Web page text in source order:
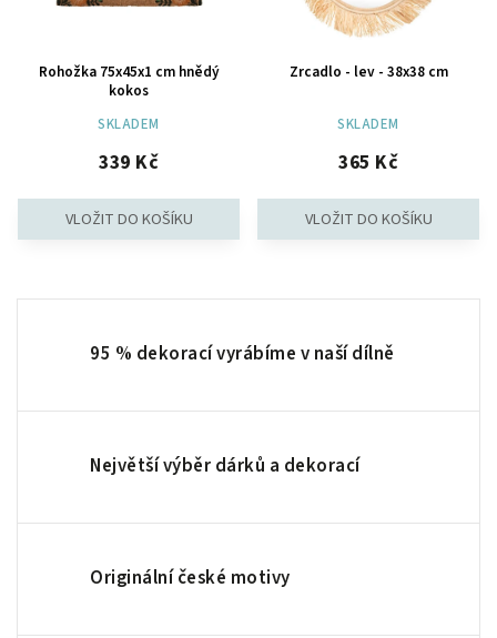
Rohožka 75x45x1 cm hnědý
kokos
SKLADEM
339 Kč
Zrcadlo - lev - 38x38 cm
SKLADEM
365 Kč
95 % dekorací vyrábíme v naší dílně
Největší výběr dárků a dekorací
Originální české motivy